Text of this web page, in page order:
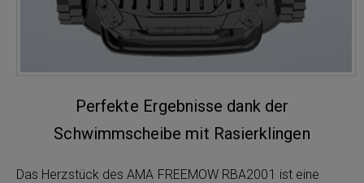
Perfekte Ergebnisse dank der
Schwimmscheibe mit Rasierklingen
Das Herzstück des AMA FREEMOW RBA2001 ist eine